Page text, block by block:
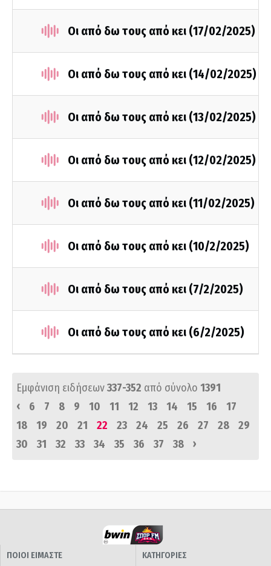
Οι από δω τους από κει (17/02/2025)
Οι από δω τους από κει (14/02/2025)
Οι από δω τους από κει (13/02/2025)
Οι από δω τους από κει (12/02/2025)
Οι από δω τους από κει (11/02/2025)
Οι από δω τους από κει (10/2/2025)
Οι από δω τους από κει (7/2/2025)
Οι από δω τους από κει (6/2/2025)
Εμφάνιση ειδήσεων337-352 από σύνολο 1391
‹
6 7 8 9 10 11 12 13 14 15 16
17
18
19 20 21 22 23 24 25 26 27 28
29
30
31 32 33 34 35 36 37 38 ›
ΠΟΙΟΙ ΕΙΜΑΣΤΕ
ΚΑΤΗΓΟΡΙΕΣ